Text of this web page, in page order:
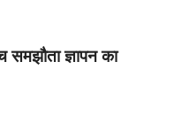
ज्ञापन का